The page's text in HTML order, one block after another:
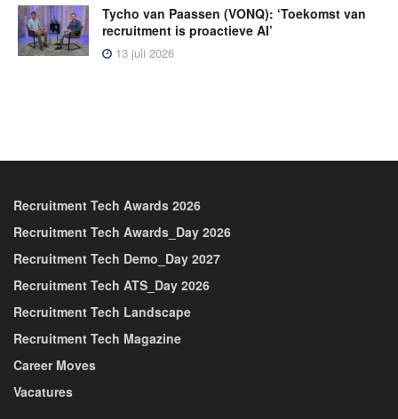
Tycho van Paassen (VONQ): ‘Toekomst van
recruitment is proactieve AI’
13 juli 2026
Recruitment Tech Awards 2026
Recruitment Tech Awards_Day 2026
Recruitment Tech Demo_Day 2027
Recruitment Tech ATS_Day 2026
Recruitment Tech Landscape
Recruitment Tech Magazine
Career Moves
Vacatures